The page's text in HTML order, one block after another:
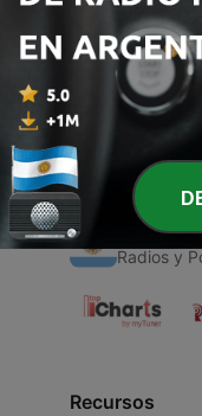
1 - Mitología
26 jun. 2021
Radios
Radios y
Recursos